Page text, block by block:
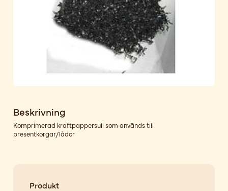
Beskrivning
Komprimerad kraftpappersull som används till
presentkorgar/lådor
Produkt